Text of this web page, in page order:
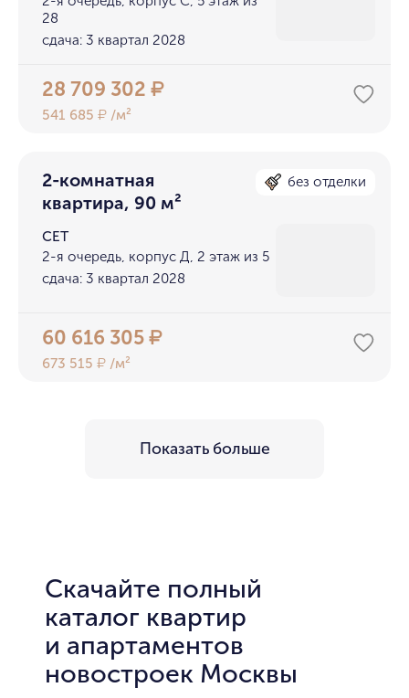
28
сдача: 3 квартал 2028
28 709 302₽
541 685₽ /м²
2-комнатная
квартира, 90 м²
без отделки
СЕТ
2-я очередь, корпус Д, 2 этаж из 5
сдача: 3 квартал 2028
60 616 305₽
673 515₽ /м²
Показать больше
Скачайте полный
каталог квартир
и апартаментов
новостроек Москвы